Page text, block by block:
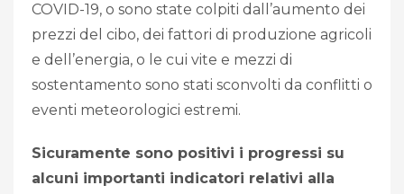
COVID-19, o sono state colpiti dall’aumento dei
prezzi del cibo, dei fattori di produzione agricoli
e dell’energia, o le cui vite e mezzi di
sostentamento sono stati sconvolti da conflitti o
eventi meteorologici estremi.
Sicuramente sono positivi i progressi su
alcuni importanti indicatori relativi alla